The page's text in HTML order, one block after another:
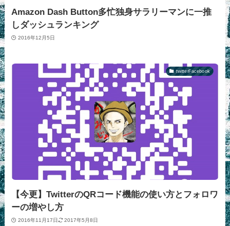
Amazon Dash Button多忙独身サラリーマンに一推
しダッシュランキング
2016年12月5日
twitterFacebook
【今更】TwitterのQRコード機能の使い方とフォロワ
ーの増やし方
2016年11月17日 2017年5月8日